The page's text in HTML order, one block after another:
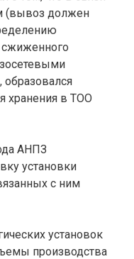
(вывоз должен
сжиженного
образовался
хранения в ТОО
АНПЗ
установки
с ним
установок
производства